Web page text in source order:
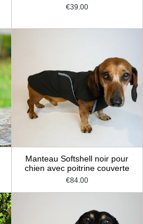
€39.00
Manteau Softshell noir pour
chien avec poitrine couverte
€84.00